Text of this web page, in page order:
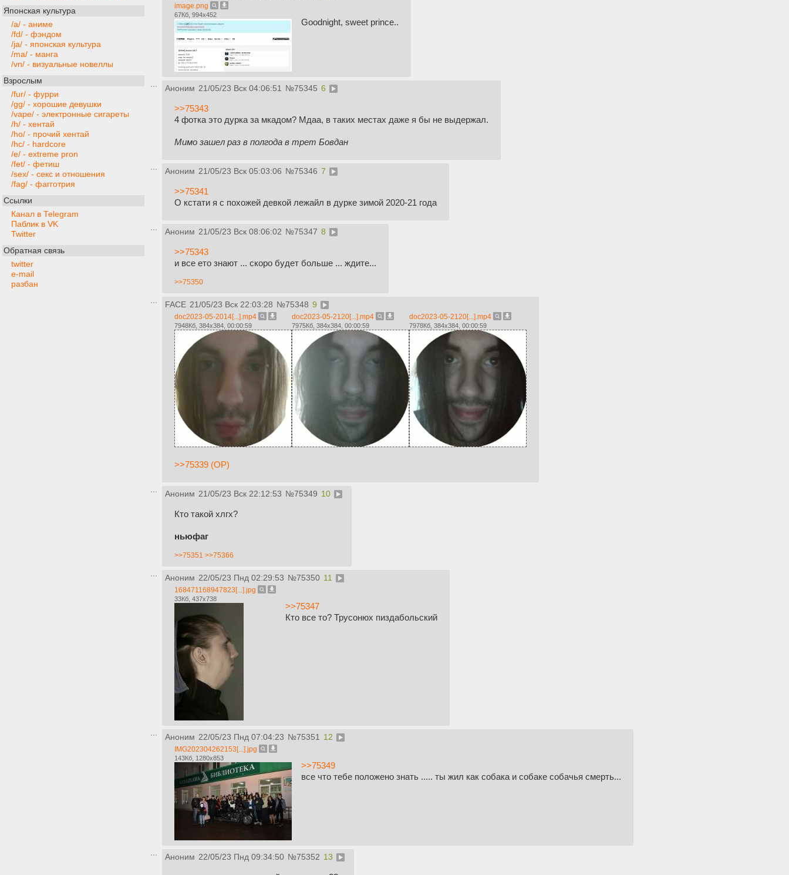
Японская культура
/a/ - аниме
/fd/ - фэндом
/ja/ - японская культура
/ma/ - манга
/vn/ - визуальные новеллы
Взрослым
/fur/ - фурри
/gg/ - хорошие девушки
/vape/ - электронные сигареты
/h/ - хентай
/ho/ - прочий хентай
/hc/ - hardcore
/e/ - extreme pron
/fet/ - фетиш
/sex/ - секс и отношения
/fag/ - фагготрия
Ссылки
Канал в Telegram
Паблик в VK
Twitter
Обратная связь
twitter
e-mail
разбан
image.png
67Кб, 994x452
Goodnight, sweet prince..
Аноним 21/05/23 Вск 04:06:51 №75345 6
>>75343
4 фотка это дурка за мкадом? Мдаа, в таких местах даже я бы не выдержал.
Мимо зашел раз в полгода в трет Бовдан
Аноним 21/05/23 Вск 05:03:06 №75346 7
>>75341
О кстати я с похожей девкой лежайл в дурке зимой 2020-21 года
Аноним 21/05/23 Вск 08:06:02 №75347 8
>>75343
и все ето знают ... скоро будет больше ... ждите...
>>75350
FACE 21/05/23 Вск 22:03:28 №75348 9
doc2023-05-2014[...].mp4
7948Кб, 384x384, 00:00:59
doc2023-05-2120[...].mp4
7975Кб, 384x384, 00:00:59
doc2023-05-2120[...].mp4
7978Кб, 384x384, 00:00:59
>>75339 (OP)
Аноним 21/05/23 Вск 22:12:53 №75349 10
Кто такой хлгх?
ньюфаг
>>75351 >>75366
Аноним 22/05/23 Пнд 02:29:53 №75350 11
168471168947823[...].jpg
33Кб, 437x738
>>75347
Кто все то? Трусонюх пиздабольский
Аноним 22/05/23 Пнд 07:04:23 №75351 12
IMG202304262153[...].jpg
143Кб, 1280x853
>>75349
все что тебе положено знать ..... ты жил как собака и собаке собачья смерть...
Аноним 22/05/23 Пнд 09:34:50 №75352 13